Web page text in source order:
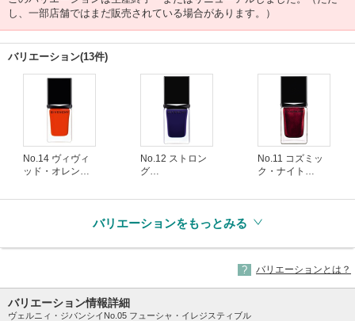
し、一部店舗ではまだ販売されている場合があります。）
バリエーション(13件)
No.14 ヴィヴィ
ッド・オレンジ
No.12 ストロン
グ
No.11 コズミッ
ク・ナイト
バリエーションをもっとみる
バリエーションとは？
バリエーション情報詳細
ヴェルニィ・ジバンシイNo.05 フューシャ・イレジスティブル